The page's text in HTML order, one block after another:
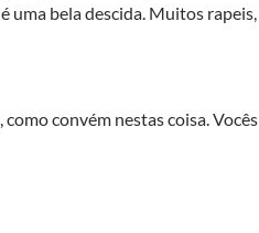
uma bela descida. Muitos rapeis,
convém nestas coisa. Vocês